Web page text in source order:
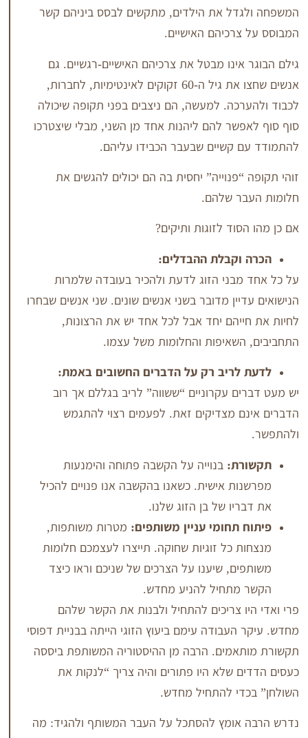
את הילדים, מתקשים לבסס ביניהם קשר
האישיים.
מבטל את צרכיהם האישיים-רגשיים. גם
אנשים שחצו את גיל ה-60 זקוקים לאינטימיות, לחברות,
למעשה, הם ניצבים בפני תקופה שיכולה
להם ליהנות אחד מן השני, מבלי שיצטרכו
קשיים שבעבר הכבידו עליהם.
יחסית בה הם יכולים להגשים את
שלהם.
לזוגות ותיקים?
ההבדלים:
הזוג לדעת ולהכיר בעובדה שלמרות
מדובר בשני אנשים שונים. שני אנשים שבחרו
יחד אבל לכל אחד יש את הרצונות,
והחלומות משל עצמו.
רק על הדברים החשובים באמת:
עקרוניים “ששווה” לריב בגללם אך רוב
מצדיקים זאת. לפעמים רצוי להתגמש
בנוייה על הקשבה פתוחה והימנעות
אישית. כשאנו בהקשבה אנו פנויים להכיל
של בן הזוג שלנו.
תחומי עניין משותפים:מטרות משותפות,
כל זוגיות שחוקה. תייצרו לעצמכם חלומות
שיענו על הצרכים של שניכם וראו כיצד
להניע מחדש.
צריכים להתחיל ולבנות את הקשר שלהם
עימם ביעוץ הזוגי הייתה בבניית דפוסי
הרבה מן ההיסטוריה המשותפת ביססה
שלא היו פתורים והיה צריך “לנקות את
להתחיל מחדש.
להסתכל על העבר המשותף ולהגיד: מה